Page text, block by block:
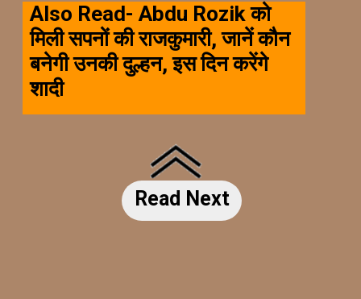
Read Next
Also Read- Abdu Rozik को
मिली सपनों की राजकुमारी, जानें कौन
बनेगी उनकी दुल्हन, इस दिन करेंगे
शादी